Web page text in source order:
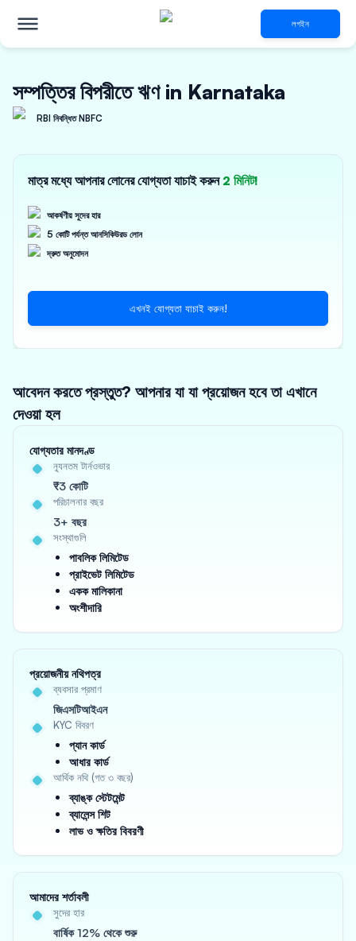
লগইন
সম্পত্তির বিপরীতে ঋণ in Karnataka
RBI নিবন্ধিত NBFC
মাত্র মধ্যে আপনার লোনের যোগ্যতা যাচাই করুন 2 মিনিট!
আকর্ষণীয় সুদের হার
5 কোটি পর্যন্ত আনসিকিউরড লোন
দ্রুত অনুমোদন
এখনই যোগ্যতা যাচাই করুন!
আবেদন করতে প্রস্তুত? আপনার যা যা প্রয়োজন হবে তা এখানে
দেওয়া হল
যোগ্যতার মানদণ্ড
ন্যূনতম টার্নওভার
₹3 কোটি
পরিচালনার বছর
3+ বছর
সংস্থাগুলি
পাবলিক লিমিটেড
প্রাইভেট লিমিটেড
একক মালিকানা
অংশীদারি
প্রয়োজনীয় নথিপত্র
ব্যবসার প্রমাণ
জিএসটিআইএন
KYC বিবরণ
প্যান কার্ড
আধার কার্ড
আর্থিক নথি (গত ৩ বছর)
ব্যাঙ্ক স্টেটমেন্ট
ব্যালেন্স শিট
লাভ ও ক্ষতির বিবরণী
আমাদের শর্তাবলী
সুদের হার
বার্ষিক 12% থেকে শুরু